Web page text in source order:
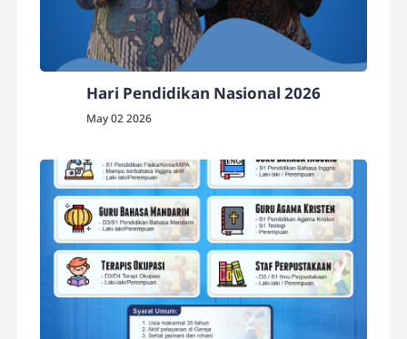
Hari Pendidikan Nasional 2026
May 02 2026